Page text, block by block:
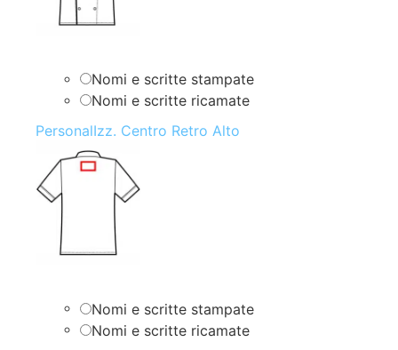
Nomi e scritte stampate
Nomi e scritte ricamate
PersonalIzz. Centro Retro Alto
Nomi e scritte stampate
Nomi e scritte ricamate